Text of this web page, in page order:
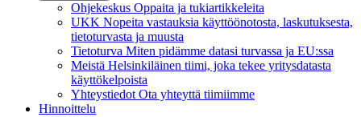
Ohjekeskus Oppaita ja tukiartikkeleita
UKK Nopeita vastauksia käyttöönotosta, laskutuksesta,
tietoturvasta ja muusta
Tietoturva Miten pidämme datasi turvassa ja EU:ssa
Meistä Helsinkiläinen tiimi, joka tekee yritysdatasta
käyttökelpoista
Yhteystiedot Ota yhteyttä tiimiimme
Hinnoittelu